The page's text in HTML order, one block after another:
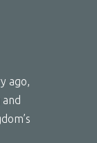
ago,